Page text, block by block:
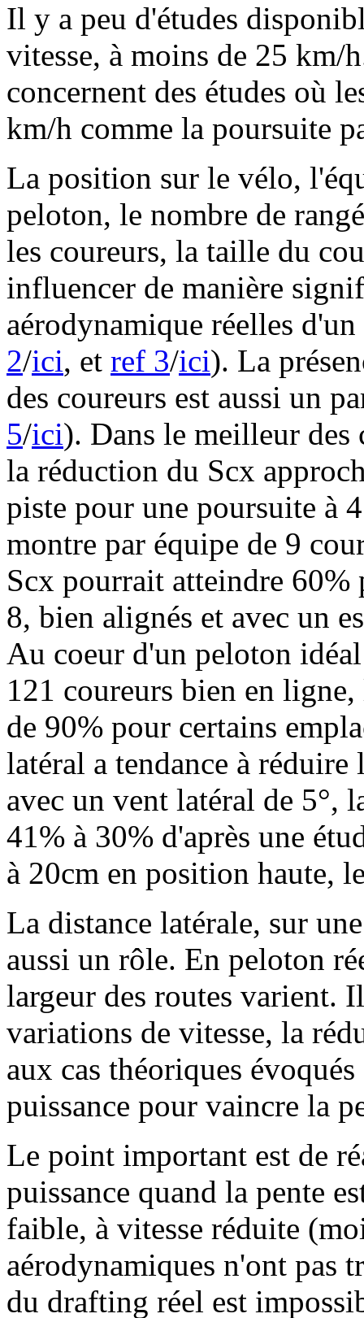
Il y a peu d'études
vitesse, à moins de 25 km/
concernent des études où
km/h comme la poursuite
La position sur le vélo,
peloton, le nombre de
les coureurs, la taille du
influencer de manière
aérodynamique réelles
2/ici, et ref 3/ici). La
des coureurs est aussi un
5/ici). Dans le meilleur
la réduction du Scx
piste pour une poursuite à
montre par équipe de 9
Scx pourrait atteindre 60%
8, bien alignés et avec un
Au coeur d'un peloton
121 coureurs bien en
de 90% pour certains
latéral a tendance à
avec un vent latéral de 5°,
41% à 30% d'après une
à 20cm en position haute,
La distance latérale, sur
aussi un rôle. En peloton
largeur des routes varient.
variations de vitesse, la
aux cas théoriques
puissance pour vaincre la
Le point important est de
puissance quand la pente
faible, à vitesse réduite
aérodynamiques n'ont pas
du drafting réel est